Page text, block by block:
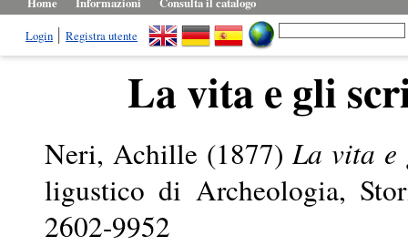
Login
Registra utente
La vita e gli
Neri, Achille (1877)La vita
ligustico di Archeologia,
2602-9952